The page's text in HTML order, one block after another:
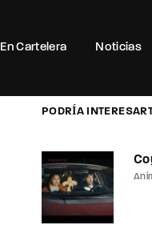
En Cartelera Noticias
PODRÍA